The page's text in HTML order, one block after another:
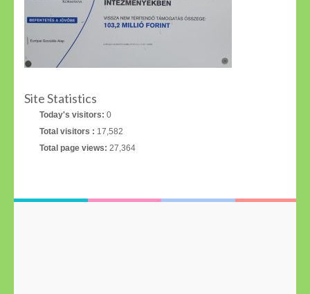
Site Statistics
Today's visitors: 0
Total visitors : 17,582
Total page views: 27,364